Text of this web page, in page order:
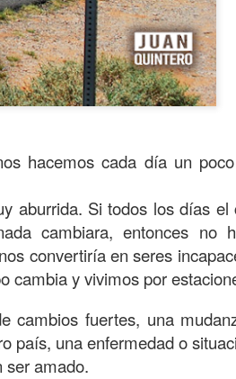
hacemos cada día un
aburrida. Si todos los días el
cambiara, entonces no
convertiría en seres
cambia y vivimos por
cambios fuertes, una
país, una enfermedad o
ser amado.
perfectamente agendadas
relacionados con el trabajo,
cuerpo en el gimnasio.
que el tiempo pasa
y tal vez tú también
ellos ese amor significó
personales por estar en casa
¿En qué lugar está el amor
como la lista de los